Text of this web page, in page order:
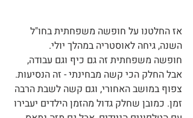
אז החלטנו על חופשה משפחתית בחו"ל
השנה, גיחה לאוסטריה במהלך יולי.
חופשה משפחתית זה גם כיף וגם עבודה,
אבל החלק הכי קשה מבחינתי - זה הנסיעות.
צפוף במושב האחורי, וגם קשה לשבת הרבה
זמן. כמובן שחלק גדול מהזמן הילדים יעבירו